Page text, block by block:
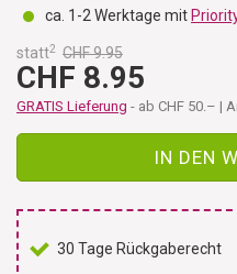
ca. 1-2 Werktage mit
statt2 CHF 9.95
CHF 8.95
GRATIS Lieferung - ab CHF 50.– |
IN DEN
30 Tage Rückgaberecht